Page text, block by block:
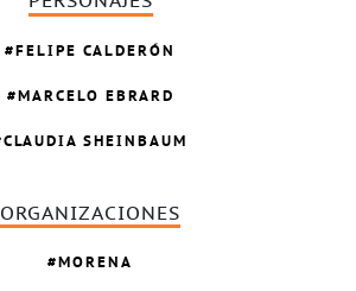
FELIPE CALDERÓN
MARCELO EBRARD
CLAUDIA SHEINBAUM
ORGANIZACIONES
MORENA